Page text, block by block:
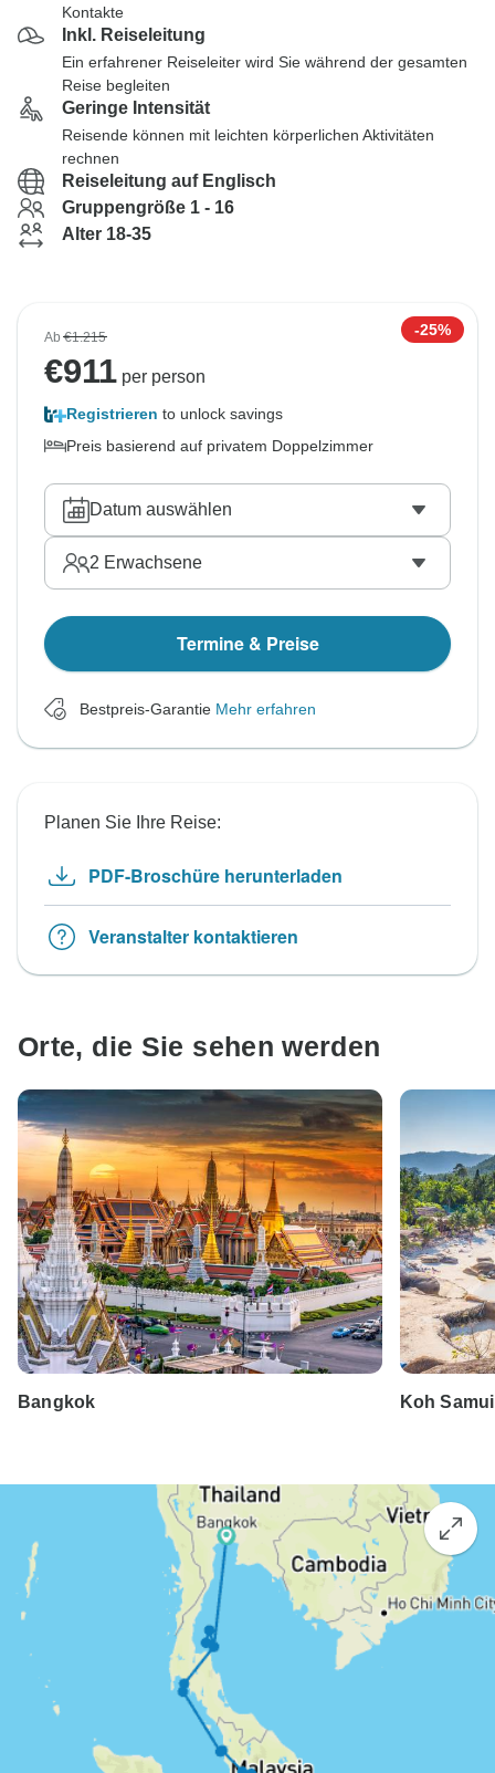
Kontakte
Inkl. Reiseleitung
Ein erfahrener Reiseleiter wird Sie während der gesamten
Reise begleiten
Geringe Intensität
Reisende können mit leichten körperlichen Aktivitäten
rechnen
Reiseleitung auf Englisch
Gruppengröße 1 - 16
Alter 18-35
Ab€1.215 -25%
€911 per person
Registrieren to unlock savings
Preis basierend auf privatem Doppelzimmer
Datum auswählen
2 Erwachsene
Termine & Preise
Bestpreis-Garantie Mehr erfahren
Planen Sie Ihre Reise:
PDF-Broschüre herunterladen
Veranstalter kontaktieren
Orte, die Sie sehen werden
Bangkok Koh Samui